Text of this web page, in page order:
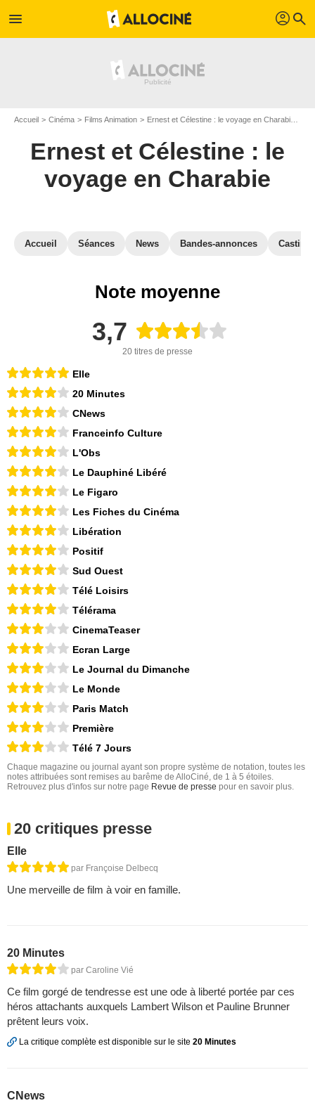
menu profil search
Accueil Cinéma Films Animation Ernest et Célestine : le voyage en Charabie
Ernest et Célestine : le
voyage en Charabie
Accueil Séances News Bandes-annonces Casting
Note moyenne
3,7
20 titres de presse
Elle
20 Minutes
CNews
Franceinfo Culture
L'Obs
Le Dauphiné Libéré
Le Figaro
Les Fiches du Cinéma
Libération
Positif
Sud Ouest
Télé Loisirs
Télérama
CinemaTeaser
Ecran Large
Le Journal du Dimanche
Le Monde
Paris Match
Première
Télé 7 Jours
Chaque magazine ou journal ayant son propre système de notation, toutes les
notes attribuées sont remises au barême de AlloCiné, de 1 à 5 étoiles.
Retrouvez plus d'infos sur notre page Revue de presse pour en savoir plus.
20 critiques presse
Elle
par Françoise Delbecq
Une merveille de film à voir en famille.
20 Minutes
par Caroline Vié
Ce film gorgé de tendresse est une ode à liberté portée par ces
héros attachants auxquels Lambert Wilson et Pauline Brunner
prêtent leurs voix.
La critique complète est disponible sur le site 20 Minutes
CNews